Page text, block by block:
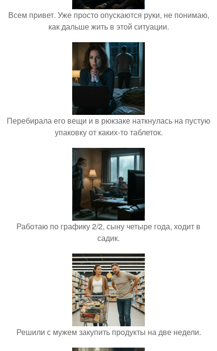
Всем привет. Уже просто опускаются руки, не понимаю,
как дальше жить в этой ситуации.
Перебирала его вещи и в рюкзаке наткнулась на пустую
упаковку от каких-то таблеток.
Работаю по графику 2/2, сыну четыре года, ходит в
садик.
Решили с мужем закупить продукты на две недели.